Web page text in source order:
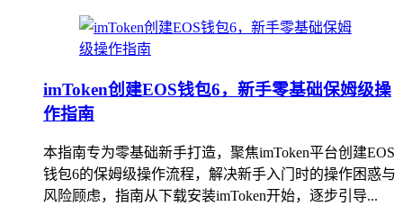
imToken创建EOS钱包6，新手零基础保姆级操
作指南
本指南专为零基础新手打造，聚焦imToken平台创建EOS
钱包6的保姆级操作流程，解决新手入门时的操作困惑与
风险顾虑，指南从下载安装imToken开始，逐步引导...